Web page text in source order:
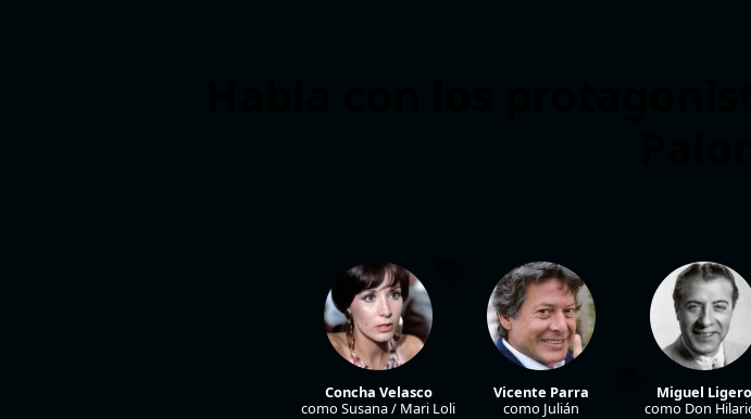
Concha Velasco
como Susana / Mari Loli
Vicente Parra
como Julián
Miguel Ligero
como Don